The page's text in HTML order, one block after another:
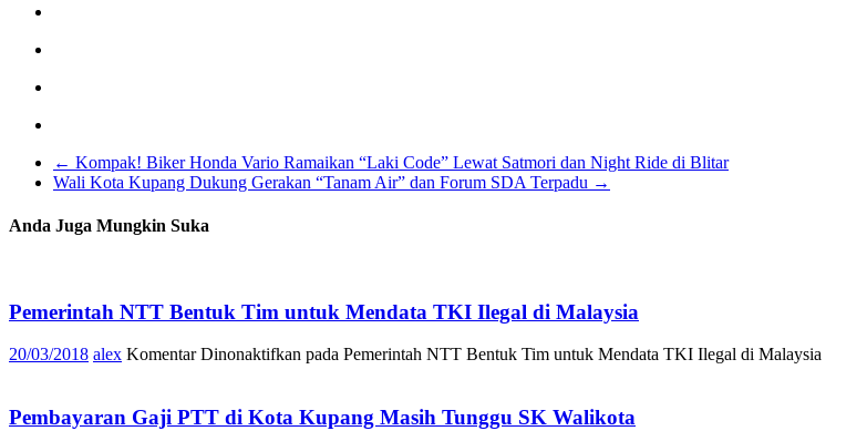
← Kompak! Biker Honda Vario Ramaikan “Laki Code” Lewat Satmori dan Night Ride di Blitar
Wali Kota Kupang Dukung Gerakan “Tanam Air” dan Forum SDA Terpadu →
Anda Juga Mungkin Suka
Pemerintah NTT Bentuk Tim untuk Mendata TKI Ilegal di Malaysia
20/03/2018 alex Komentar Dinonaktifkan pada Pemerintah NTT Bentuk Tim untuk Mendata TKI Ilegal di Malaysia
Pembayaran Gaji PTT di Kota Kupang Masih Tunggu SK Walikota